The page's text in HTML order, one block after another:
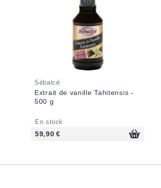
Sébalcé
Extrait de vanille Tahitensis -
500 g
En stock
59,90 €